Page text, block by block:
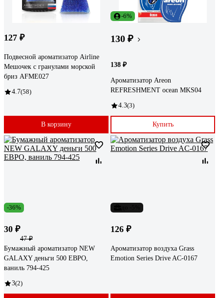
127 ₽
Подвесной ароматизатор Airline
Мешочек с гранулами морской
бриз AFME027
4.7(58)
В корзину
-6%
130 ₽
138 ₽
Ароматизатор Areon
REFRESHMENT ocean MKS04
4.3(3)
Купить
-36%
30 ₽
47 ₽
Бумажный ароматизатор NEW
GALAXY деньги 500 ЕВРО,
ваниль 794-425
3(2)
126 ₽
Ароматизатор воздуха Grass
Emotion Series Drive AC-0167